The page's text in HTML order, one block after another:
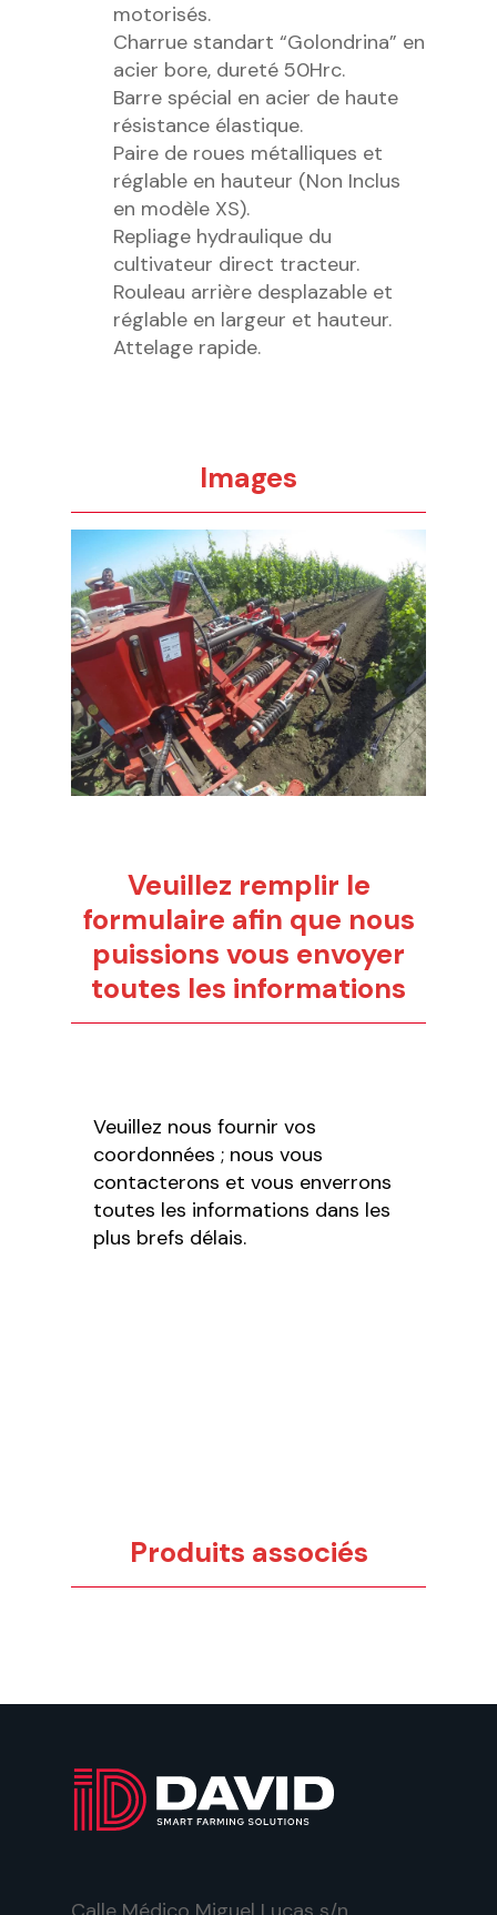
motorisés.
Charrue standart “Golondrina” en
acier bore, dureté 50Hrc.
Barre spécial en acier de haute
résistance élastique.
Paire de roues métalliques et
réglable en hauteur (Non Inclus
en modèle XS).
Repliage hydraulique du
cultivateur direct tracteur.
Rouleau arrière desplazable et
réglable en largeur et hauteur.
Attelage rapide.
Images
Veuillez remplir le
formulaire afin que nous
puissions vous envoyer
toutes les informations
Veuillez nous fournir vos
coordonnées ; nous vous
contacterons et vous enverrons
toutes les informations dans les
plus brefs délais.
Produits associés